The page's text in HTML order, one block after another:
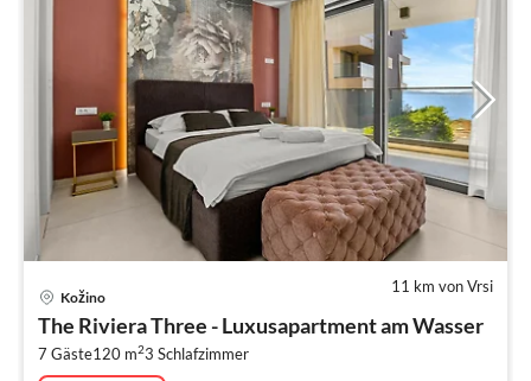
11 km von Vrsi
Kožino
The Riviera Three - Luxusapartment am Wasser
7 Gäste120 m23 Schlafzimmer